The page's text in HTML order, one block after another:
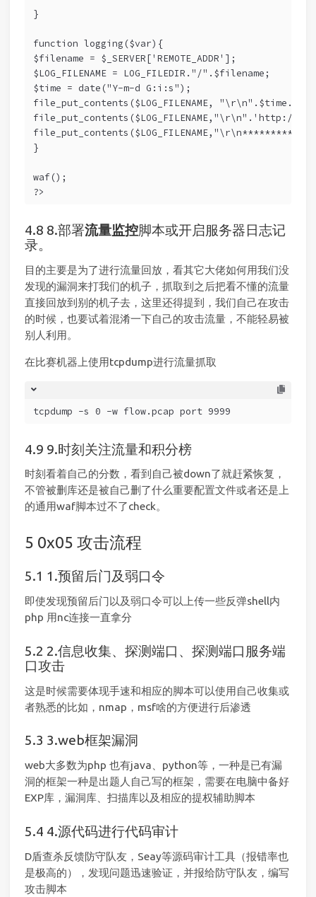
}
function logging($var){
$filename = $_SERVER['REMOTE_ADDR'];
$LOG_FILENAME = LOG_FILEDIR."/".$filename;
$time = date("Y-m-d G:i:s");
file_put_contents($LOG_FILENAME,
file_put_contents($LOG_FILENAME,"\r\n".'http://
}
waf();
?>
8.部署流量监控脚本或开启服务器日志记
录。
目的主要是为了进行流量回放，看其它大佬如何用我们没
发现的漏洞来打我们的机子，抓取到之后把看不懂的流量
直接回放到别的机子去，这里还得提到，我们自己在攻击
的时候，也要试着混淆一下自己的攻击流量，不能轻易被
别人利用。
在比赛机器上使用tcpdump进行流量抓取
tcpdump -s 0 -w flow.pcap port 9999
9.时刻关注流量和积分榜
时刻看着自己的分数，看到自己被down了就赶紧恢复，
不管被删库还是被自己删了什么重要配置文件或者还是上
的通用waf脚本过不了check。
0x05 攻击流程
1.预留后门及弱口令
即使发现预留后门以及弱口令可以上传一些反弹shell内
php 用nc连接一直拿分
2.信息收集、探测端口、探测端口服务端
口攻击
这是时候需要体现手速和相应的脚本可以使用自己收集或
者熟悉的比如，nmap，msf啥的方便进行后渗透
3.web框架漏洞
web大多数为php 也有java、python等，一种是已有漏
洞的框架一种是出题人自己写的框架，需要在电脑中备好
EXP库，漏洞库、扫描库以及相应的提权辅助脚本
4.源代码进行代码审计
D盾查杀反馈防守队友，Seay等源码审计工具（报错率也
是极高的），发现问题迅速验证，并报给防守队友，编写
攻击脚本